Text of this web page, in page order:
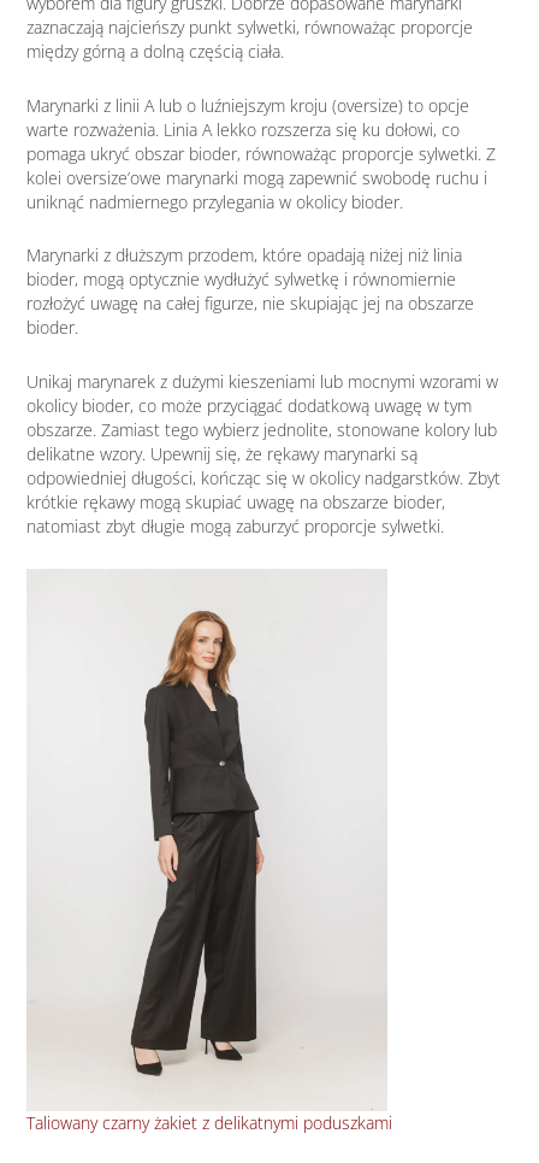
zaznaczają najcieńszy punkt sylwetki, równoważąc proporcje
między górną a dolną częścią ciała.
Marynarki z linii A lub o luźniejszym kroju (oversize) to opcje
warte rozważenia. Linia A lekko rozszerza się ku dołowi, co
pomaga ukryć obszar bioder, równoważąc proporcje sylwetki. Z
kolei oversize’owe marynarki mogą zapewnić swobodę ruchu i
uniknąć nadmiernego przylegania w okolicy bioder.
Marynarki z dłuższym przodem, które opadają niżej niż linia
bioder, mogą optycznie wydłużyć sylwetkę i równomiernie
rozłożyć uwagę na całej figurze, nie skupiając jej na obszarze
bioder.
Unikaj marynarek z dużymi kieszeniami lub mocnymi wzorami w
okolicy bioder, co może przyciągać dodatkową uwagę w tym
obszarze. Zamiast tego wybierz jednolite, stonowane kolory lub
delikatne wzory. Upewnij się, że rękawy marynarki są
odpowiedniej długości, kończąc się w okolicy nadgarstków. Zbyt
krótkie rękawy mogą skupiać uwagę na obszarze bioder,
natomiast zbyt długie mogą zaburzyć proporcje sylwetki.
Taliowany czarny żakiet z delikatnymi poduszkami